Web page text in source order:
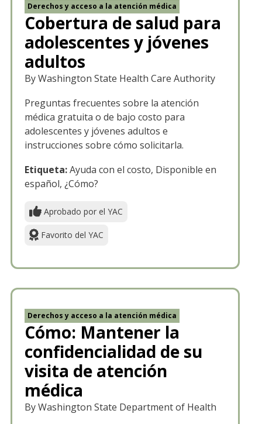
Derechos y acceso a la atención médica
Cobertura de salud para
adolescentes y jóvenes
adultos
By Washington State Health Care Authority
Preguntas frecuentes sobre la atención
médica gratuita o de bajo costo para
adolescentes y jóvenes adultos e
instrucciones sobre cómo solicitarla.
Etiqueta:Ayuda con el costo, Disponible en
español, ¿Cómo?
Aprobado por el YAC
Favorito del YAC
Derechos y acceso a la atención médica
Cómo: Mantener la
confidencialidad de su
visita de atención
médica
By Washington State Department of Health